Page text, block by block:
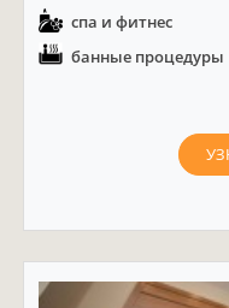
спа и фитнес
банные процедуры